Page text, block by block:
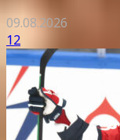
09.08.2026
12